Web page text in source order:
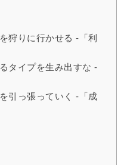
狩りに行かせる -「利
タイプを生み出すな -
引っ張っていく -「成